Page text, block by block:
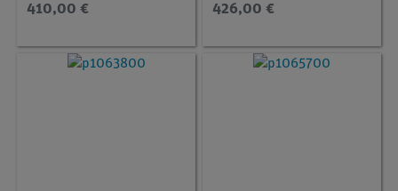
410,00 € 426,00 €